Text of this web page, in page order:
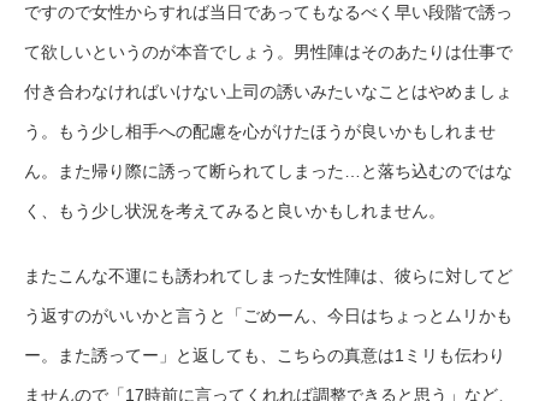
ですので女性からすれば当日であってもなるべく早い段階で誘っ
て欲しいというのが本音でしょう。男性陣はそのあたりは仕事で
付き合わなければいけない上司の誘いみたいなことはやめましょ
う。もう少し相手への配慮を心がけたほうが良いかもしれませ
ん。また帰り際に誘って断られてしまった…と落ち込むのではな
く、もう少し状況を考えてみると良いかもしれません。
またこんな不運にも誘われてしまった女性陣は、彼らに対してど
う返すのがいいかと言うと「ごめーん、今日はちょっとムリかも
ー。また誘ってー」と返しても、こちらの真意は1ミリも伝わり
ませんので「17時前に言ってくれれば調整できると思う」など、